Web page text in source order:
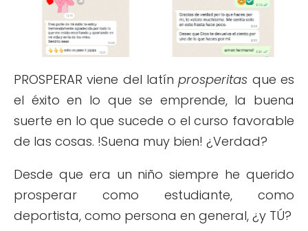
PROSPERAR viene del latínprosperitas que es
el éxito en lo que se emprende, la buena
suerte en lo que sucede o el curso favorable
de las cosas. !Suena muy bien! ¿Verdad?
Desde que era un niño siempre he querido
prosperar como estudiante, como
deportista, como persona en general, ¿y TÚ?